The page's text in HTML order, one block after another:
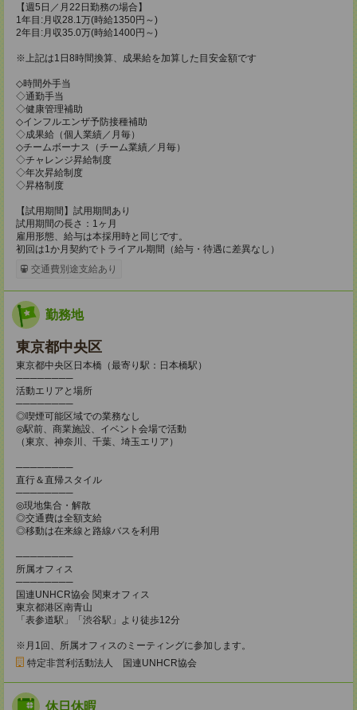
【週5日／月22日勤務の場合】
1年目:月収28.1万(時給1350円～)
2年目:月収35.0万(時給1400円～)
※上記は1日8時間換算、成果給を加算した目安金額です
◇時間外手当
◇通勤手当
◇健康管理補助
◇インフルエンザ予防接種補助
◇成果給（個人業績／月毎）​
◇チームボーナス（チーム業績／月毎）
◇チャレンジ昇給制度
◇年次昇給制度
◇昇格制度
【試用期間】試用期間あり
試用期間の長さ：1ヶ月
雇用形態、給与は本採用時と同じです。
初回は1か月契約でトライアル期間（給与・待遇に差異なし）
交通費別途支給あり
勤務地
東京都中央区
東京都中央区日本橋（最寄り駅：日本橋駅）
────────
活動エリアと場所
────────
◎喫煙可能区域での業務なし
◎駅前、商業施設、イベント会場で活動
（東京、神奈川、千葉、埼玉エリア）
────────
直行＆直帰スタイル
────────
◎現地集合・解散
◎交通費は全額支給
◎移動は在来線と路線バスを利用
────────
所属オフィス
────────
国連UNHCR協会 関東オフィス
東京都港区南青山
「表参道駅」「渋谷駅」より徒歩12分
※月1回、所属オフィスのミーティングに参加します。
特定非営利活動法人 国連UNHCR協会
休日休暇